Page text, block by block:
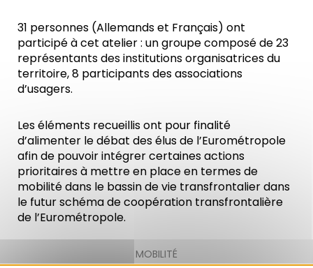
31 personnes (Allemands et Français) ont
participé à cet atelier : un groupe composé de 23
représentants des institutions organisatrices du
territoire, 8 participants des associations
d’usagers.
Les éléments recueillis ont pour finalité
d’alimenter le débat des élus de l’Eurométropole
afin de pouvoir intégrer certaines actions
prioritaires à mettre en place en termes de
mobilité dans le bassin de vie transfrontalier dans
le futur schéma de coopération transfrontalière
de l’Eurométropole.
MOBILITÉ